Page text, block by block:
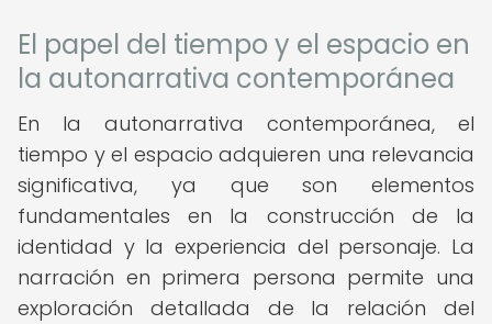
El papel del tiempo y el espacio en
la autonarrativa contemporánea
En la autonarrativa contemporánea, el
tiempo y el espacio adquieren una relevancia
significativa, ya que son elementos
fundamentales en la construcción de la
identidad y la experiencia del personaje. La
narración en primera persona permite una
exploración detallada de la relación del